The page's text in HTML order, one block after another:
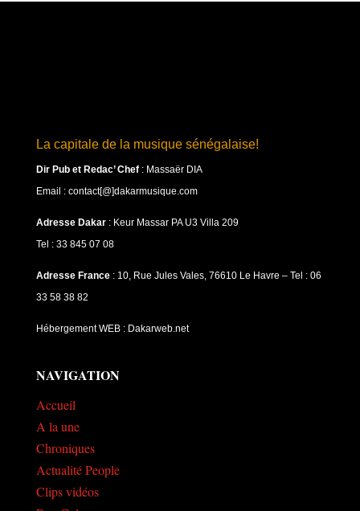
La capitale de la musique sénégalaise!
Dir Pub et Redac’ Chef: Massaër DIA
Email : contact[@]dakarmusique.com
Adresse Dakar: Keur Massar PA U3 Villa 209
Tel : 33 845 07 08
Adresse France: 10, Rue Jules Vales, 76610 Le Havre – Tel : 06
33 58 38 82
Hébergement WEB : Dakarweb.net
NAVIGATION
Accueil
A la une
Chroniques
Actualité People
Clips vidéos